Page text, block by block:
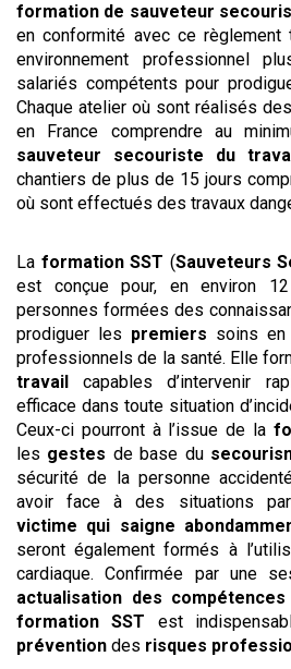
formation de sauveteur
en conformité avec ce règlement
environnement professionnel
salariés compétents pour
Chaque atelier où sont réalisés
en France comprendre au
sauveteur
secouriste du
chantiers de plus de 15 jours
où sont effectués des travaux
La formation SST (Sauveteurs
est conçue pour, en environ
personnes formées des
prodiguer les premiers soins en
professionnels de la santé. Elle
travail
capables d’intervenir
efficace dans toute situation
Ceux-ci pourront à l’issue de la
les gestes de base du
sécurité de la personne
avoir face à des situations
victime qui saigne
seront également formés à
cardiaque. Confirmée par une
actualisation des compétences
formation SST est
prévention des risques